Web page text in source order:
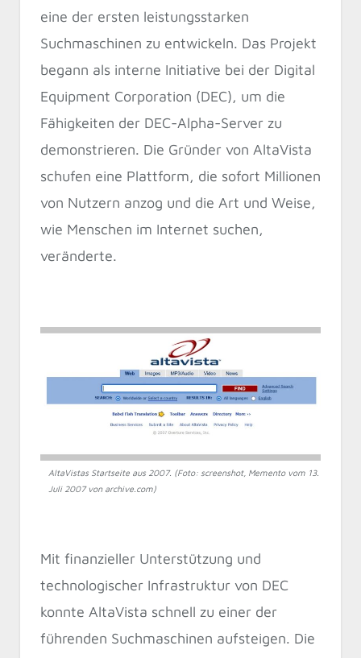
eine der ersten leistungsstarken
Suchmaschinen zu entwickeln. Das Projekt
begann als interne Initiative bei der Digital
Equipment Corporation (DEC), um die
Fähigkeiten der DEC-Alpha-Server zu
demonstrieren. Die Gründer von AltaVista
schufen eine Plattform, die sofort Millionen
von Nutzern anzog und die Art und Weise,
wie Menschen im Internet suchen,
veränderte.
AltaVistas Startseite aus 2007. (Foto: screenshot, Memento vom 13.
Juli 2007 von archive.com)
Mit finanzieller Unterstützung und
technologischer Infrastruktur von DEC
konnte AltaVista schnell zu einer der
führenden Suchmaschinen aufsteigen. Die